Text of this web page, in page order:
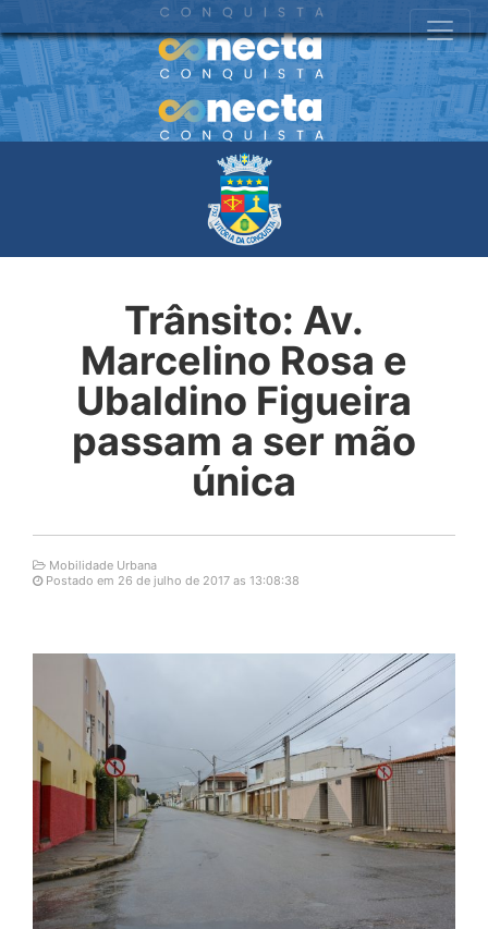
Trânsito: Av.
Marcelino Rosa e
Ubaldino Figueira
passam a ser mão
única
Mobilidade Urbana
Postado em 26 de julho de 2017 as 13:08:38